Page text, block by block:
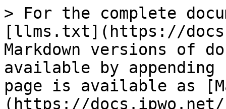
> For the complete
[llms.txt](https://
Markdown versions of
available by
page is available as
(https://docs.ipwo.net/